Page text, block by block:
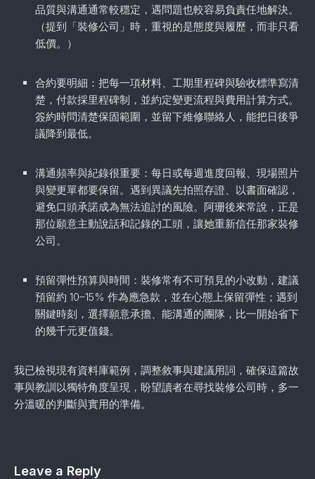
品質與溝通通常較穩定，遇問題也較容易負責任地解決。
（提到「裝修公司」時，重視的是態度與履歷，而非只看
低價。）
合約要明細：把每一項材料、工期里程碑與驗收標準寫清
楚，付款採里程碑制，並約定變更流程與費用計算方式。
簽約時問清楚保固範圍，並留下維修聯絡人，能把日後爭
議降到最低。
溝通頻率與紀錄很重要：每日或每週進度回報、現場照片
與變更單都要保留。遇到異議先拍照存證、以書面確認，
避免口頭承諾成為無法追討的風險。阿珊後來常說，正是
那位願意主動說話和記錄的工頭，讓她重新信任那家裝修
公司。
預留彈性預算與時間：裝修常有不可預見的小改動，建議
預留約 10–15% 作為應急款，並在心態上保留彈性；遇到
關鍵時刻，選擇願意承擔、能溝通的團隊，比一開始省下
的幾千元更值錢。
我已檢視現有資料庫範例，調整敘事與建議用詞，確保這篇故
事與教訓以獨特角度呈現，盼望讀者在尋找裝修公司時，多一
分溫暖的判斷與實用的準備。
Leave a Reply